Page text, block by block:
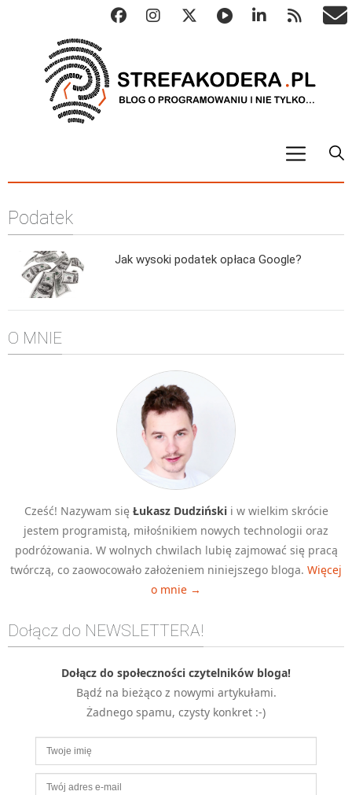
Metody numeryczne
Algorytmy wyszukiwania
Inne
C++
Elementarz Java
Pascal
HTML 5
CSS 3
Django
PHP
WordPress
MOBILE
Android
KONTROLA WERSJI
Podatek
Jak wysoki podatek opłaca Google?
O MNIE
Cześć! Nazywam się Łukasz Dudzińskii w wielkim skrócie
jestem programistą, miłośnikiem nowych technologii oraz
podróżowania. W wolnych chwilach lubię zajmować się pracą
twórczą, co zaowocowało założeniem niniejszego bloga. Więcej
o mnie →
Dołącz do NEWSLETTERA!
Dołącz do społeczności czytelników bloga!
Bądź na bieżąco z nowymi artykułami.
Żadnego spamu, czysty konkret :-)